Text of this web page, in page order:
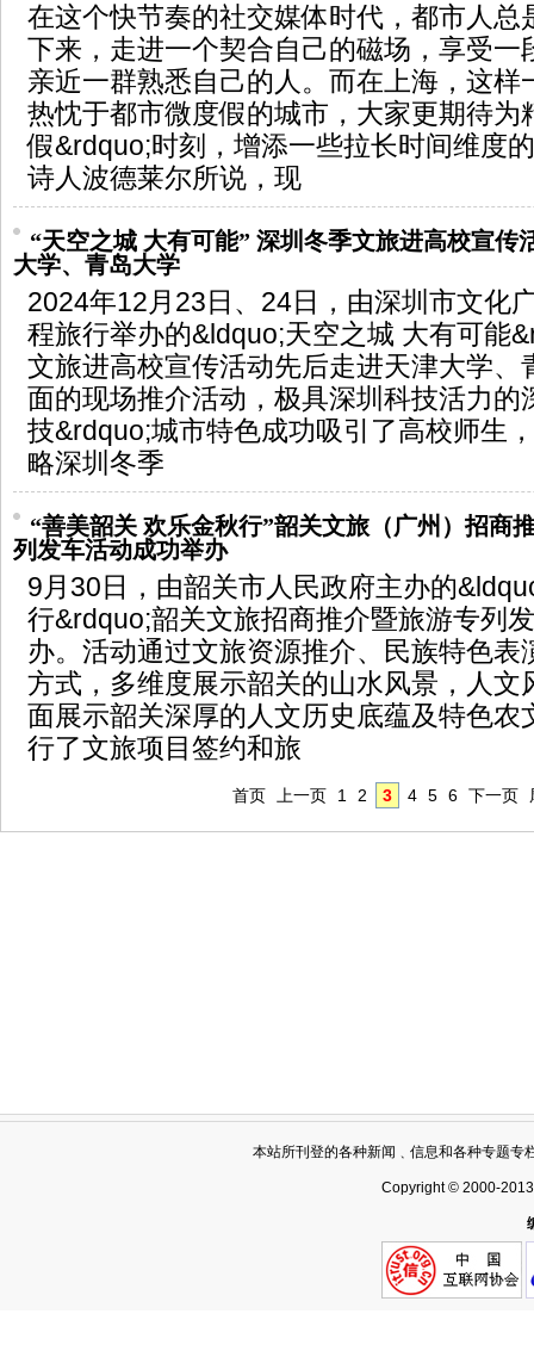
在这个快节奏的社交媒体时代，都市人总
下来，走进一个契合自己的磁场，享受一
亲近一群熟悉自己的人。而在上海，这样
热忱于都市微度假的城市，大家更期待为
假&rdquo;时刻，增添一些拉长时间维度
诗人波德莱尔所说，现
“天空之城 大有可能” 深圳冬季文旅进高校宣传
大学、青岛大学
2024年12月23日、24日，由深圳市文化
程旅行举办的&ldquo;天空之城 大有可能
文旅进高校宣传活动先后走进天津大学、
面的现场推介活动，极具深圳科技活力的
技&rdquo;城市特色成功吸引了高校师生
略深圳冬季
“善美韶关 欢乐金秋行”韶关文旅（广州）招商
列发车活动成功举办
9月30日，由韶关市人民政府主办的
行&rdquo;韶关文旅招商推介暨旅游专列
办。活动通过文旅资源推介、民族特色表
方式，多维度展示韶关的山水风景，人文
面展示韶关深厚的人文历史底蕴及特色农
行了文旅项目签约和旅
首页 上一页 1 2 3 4 5 6 下一页
本站所刊登的各种新闻﹑信息和各种专题专
Copyright © 2000-